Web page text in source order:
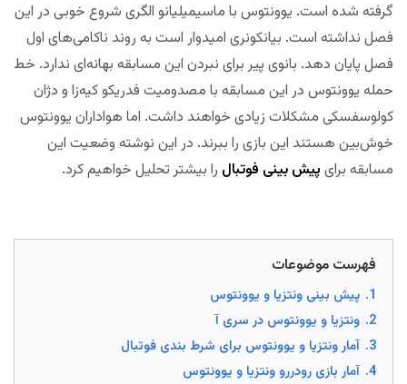
گرفته شده است. یوونتوس با ماسیمیلیانو الگری شروع خوبی در این
فصل نداشته است. بیانکونری امیدوار است به روند ناکامی‌های اول
فصل پایان دهد. بانوی پیر برای نبردن این مسابقه بهانه‌ای ندارد. خط
حمله یوونتوس در این مسابقه با مصدومیت فدریکو کیه‌زا و دژان
کولوسفسکی مشکلات زیادی خواهند داشت. اما هواداران یوونتوس
خوش‌بین هستند این بازی را ببرند. در این نوشته وضعیت این
مسابقه برای پیش بینی فوتبال را بیشتر تحلیل خواهیم کرد.
فهرست موضوعات
1. پیش بینی ونتزیا و یوونتوس
2. ونتزیا و یوونتوس در سری آ
3. آمار ونتزیا و یوونتوس برای شرط بندی فوتبال
4. آمار بازی رودررو ونتزیا و یوونتوس